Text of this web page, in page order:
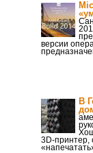
версии
В
3D-принтер,